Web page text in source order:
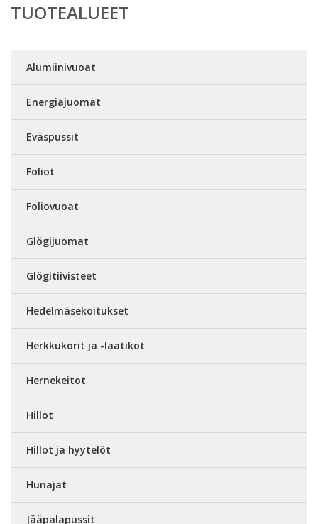
TUOTEALUEET
Alumiinivuoat
Energiajuomat
Eväspussit
Foliot
Foliovuoat
Glögijuomat
Glögitiivisteet
Hedelmäsekoitukset
Herkkukorit ja -laatikot
Hernekeitot
Hillot
Hillot ja hyytelöt
Hunajat
Jääpalapussit